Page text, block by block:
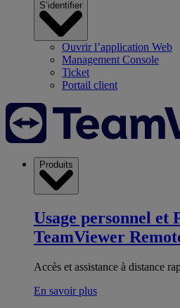
S’identifier
Ouvrir l’application Web
Management Console
Ticket
Portail client
Produits
Usage personnel et
TeamViewer
Accès et assistance à distance
En savoir plus